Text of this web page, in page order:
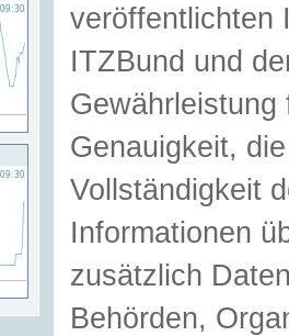
veröffentlichten
ITZBund und
Genauigkeit,
Vollständigkeit
Informationen
zusätzlich
Behörden,